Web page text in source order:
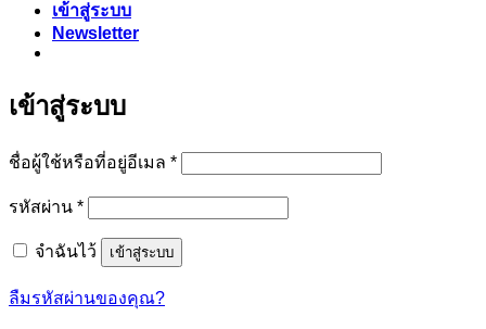
เข้าสู่ระบบ
Newsletter
เข้าสู่ระบบ
ชื่อผู้ใช้หรือที่อยู่อีเมล *ต้องการ
รหัสผ่าน *ต้องการ
จำฉันไว้ เข้าสู่ระบบ
ลืมรหัสผ่านของคุณ?